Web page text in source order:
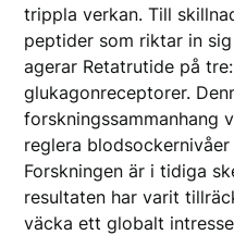
trippla verkan. Till
peptider som riktar in
agerar Retatrutide på tre:
glukagonreceptorer.
reglera
Forskningen är i tidiga
resultaten har varit
väcka ett globalt